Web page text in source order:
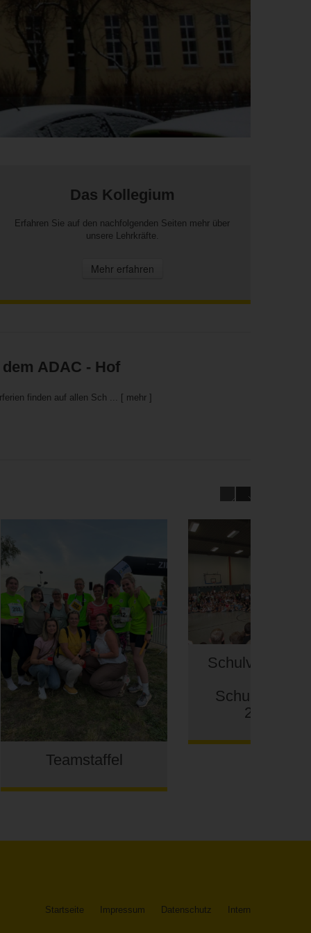
Das Kollegium
Erfahren Sie auf den nachfolgenden Seiten mehr über
unsere Lehrkräfte.
Mehr erfahren
ADAC - Hof
finden auf allen Sch ... [ mehr ]
Teamstaffel
2022/23
Startseite Impressum Datenschutz Intern